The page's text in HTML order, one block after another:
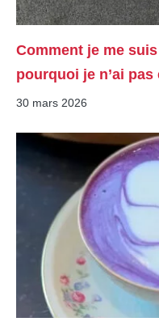
Comment je me
pourquoi je n’ai
30 mars 2026